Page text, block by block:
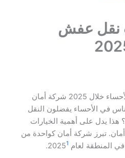
نقل عفش
60% من الناس في الأحساء يفضلون النقل
هذا يدل على أهمية الخيارات
تبرز شركة أمان كواحدة من
لعام 2025 1
.